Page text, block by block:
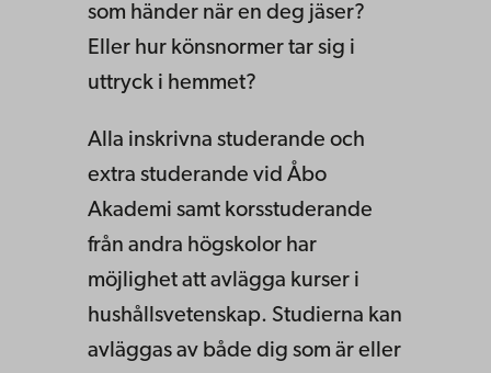
som händer när en deg jäser?
Eller hur könsnormer tar sig i
uttryck i hemmet?
Alla inskrivna studerande och
extra studerande vid Åbo
Akademi samt korsstuderande
från andra högskolor har
möjlighet att avlägga kurser i
hushållsvetenskap. Studierna kan
avläggas av både dig som är eller